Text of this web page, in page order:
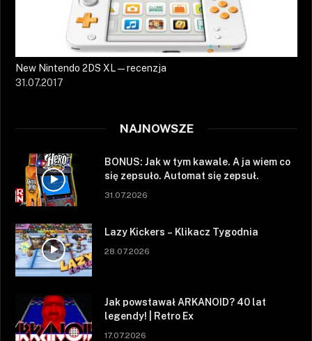
New Nintendo 2DS XL — recenzja
31.07.2017
NAJNOWSZE
BONUS: Jak w tym kawale. A ja wiem co
się zepsuło. Automat się zepsuł.
31.07.2026
Lazy Kickers – Klikacz Tygodnia
28.07.2026
Jak powstawał ARKANOID? 40 lat
legendy! | Retro Ex
17.07.2026